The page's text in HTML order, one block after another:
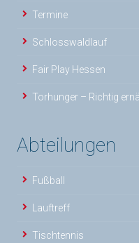
Termine
Schlosswaldlauf
Fair Play Hessen
Torhunger – Richtig
Abteilungen
Fußball
Lauftreff
Tischtennis